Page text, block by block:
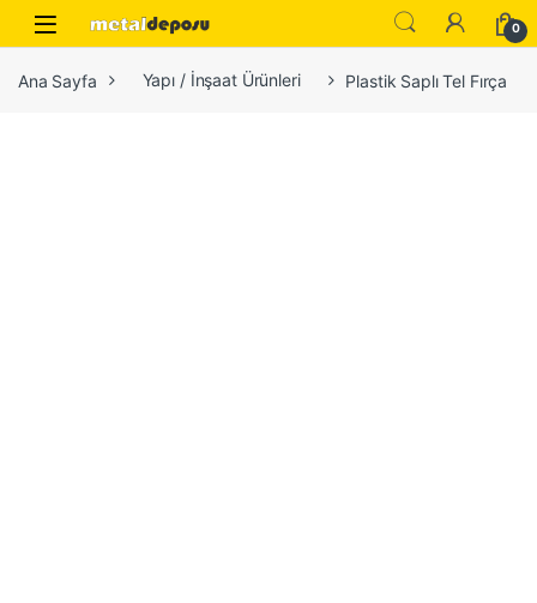
Skip to navigation
Skip to content
0
Ana Sayfa Yapı / İnşaat Ürünleri Plastik Saplı Tel Fırça